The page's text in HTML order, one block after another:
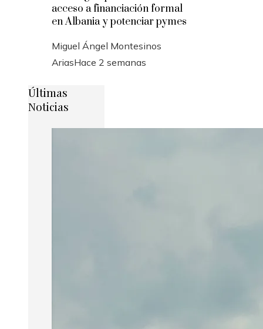
acceso a financiación formal
en Albania y potenciar pymes
Miguel Ángel Montesinos
AriasHace 2 semanas
Últimas
Noticias